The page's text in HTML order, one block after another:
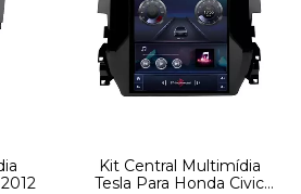
Kit Central Multimídia
Tesla Para Honda Civic